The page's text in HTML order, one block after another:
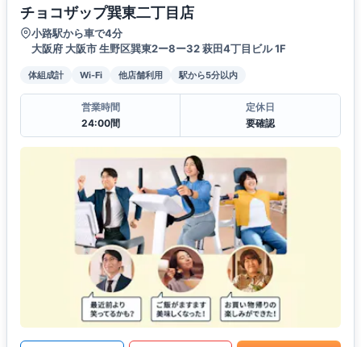
チョコザップ巽東二丁目店
小路駅から車で4分
大阪府 大阪市 生野区巽東2ー8ー32 萩田4丁目ビル 1F
体組成計 Wi-Fi 他店舗利用 駅から5分以内
営業時間
24:00間
定休日
要確認